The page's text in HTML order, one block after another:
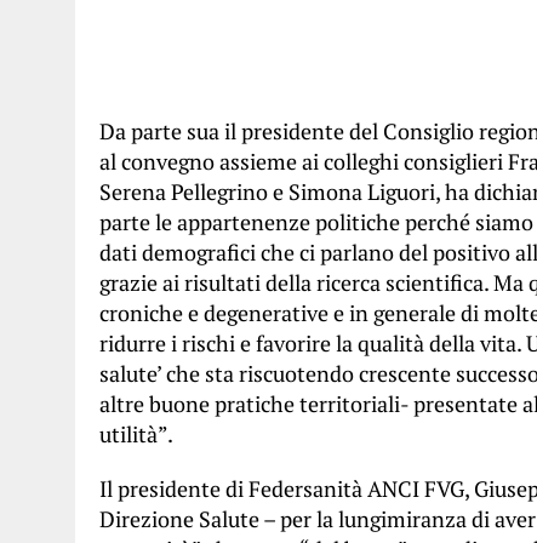
Da parte sua il presidente del Consiglio
al convegno assieme ai colleghi consiglieri
Serena Pellegrino e Simona Liguori, ha
parte le appartenenze politiche perché
dati demografici che ci parlano del positivo
grazie ai risultati della ricerca scientifica. Ma
croniche e degenerative e in generale di
ridurre i rischi e favorire la qualità della vita.
salute’ che sta riscuotendo crescente
altre buone pratiche territoriali- presentate
utilità”.
Il presidente di Federsanità ANCI FVG,
Direzione Salute – per la lungimiranza di